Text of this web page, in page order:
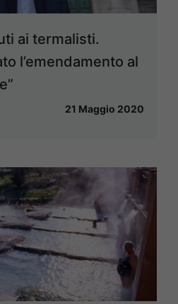
ai termalisti.
l’emendamento al
21 Maggio 2020